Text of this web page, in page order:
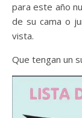
para este año
de su cama o
vista.
Que tengan un